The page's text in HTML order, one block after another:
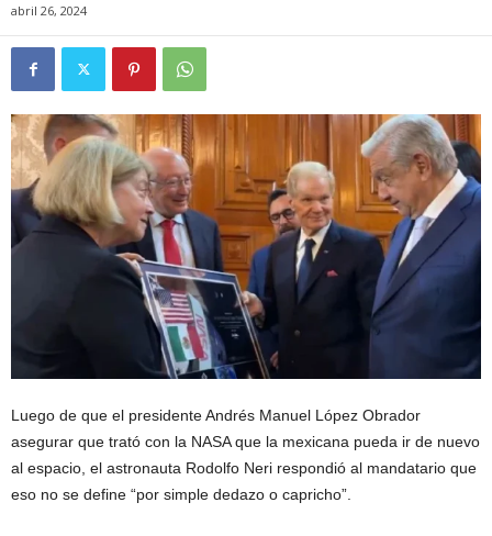
abril 26, 2024
Luego de que el presidente Andrés Manuel López Obrador
asegurar que trató con la NASA que la mexicana pueda ir de nuevo
al espacio, el astronauta Rodolfo Neri respondió al mandatario que
eso no se define “por simple dedazo o capricho”.